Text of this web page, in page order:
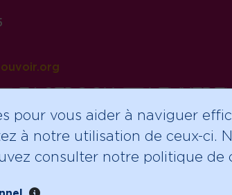
pour vous aider à naviguer
à notre utilisation de ceux-ci.
consulter notre politique de
facebook